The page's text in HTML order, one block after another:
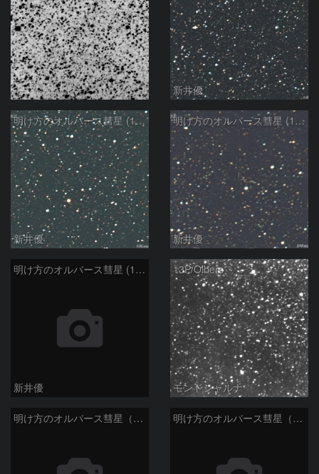
モンドシャルナ 新井優
明け方のオルバース彗星 (13P)：2025/02/25
新井優
明け方のオルバース彗星 (13P)：2025/02/06
新井優
明け方のオルバース彗星 (13P)：2025/02/05
新井優
13P/Olbers
モンドシャルナ
明け方のオルバース彗星（13P)：2025/01/30 明け方のオルバース彗星（13P)：2025/01/27